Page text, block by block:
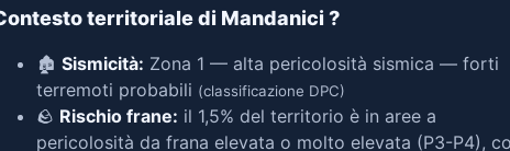
territoriale di Mandanici ?
🏚️ Sismicità: Zona 1 — alta pericolosità sismica — forti
terremoti probabili (classificazione DPC)
🪨 Rischio frane: il 1,5% del territorio è in aree a
pericolosità da frana elevata o molto elevata (P3-P4),